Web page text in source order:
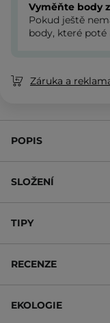
Vyměňte body
Pokud ještě
body, které
Záruka a
POPIS
SLOŽENÍ
TIPY
RECENZE
EKOLOGIE